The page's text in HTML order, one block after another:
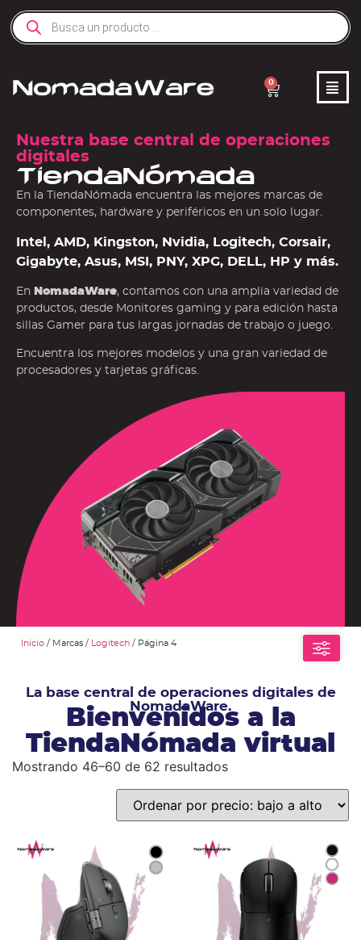
0
Nuestra base central de operaciones
digitales
TiendaNómada
En la TiendaNómada encuentra las mejores marcas de
componentes, hardware y periféricos en un solo lugar.
Intel, AMD, Kingston, Nvidia, Logitech, Corsair,
Gigabyte, Asus, MSI, PNY, XPG, DELL, HP y más.
En NomadaWare, contamos con una amplia variedad de
productos, desde Monitores gaming y para edición hasta
sillas Gamer para tus largas jornadas de trabajo o juego.
Encuentra los mejores modelos y una gran variedad de
procesadores y tarjetas gráficas.
Inicio / Marcas / Logitech / Página 4
La base central de operaciones digitales de
NomadaWare.
Bienvenidos a la
TiendaNómada virtual
Mostrando 46–60 de 62 resultados